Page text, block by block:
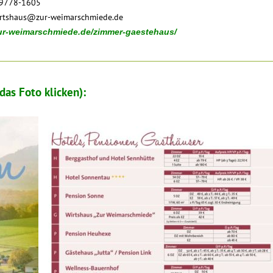
1605
weimarschmiede.de
weimarschmiede.de/zimmer-gaestehaus/
Foto klicken):